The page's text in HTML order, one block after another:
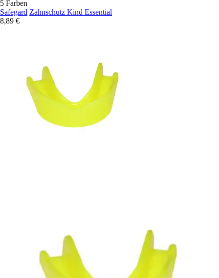
5 Farben
Safegard Zahnschutz Kind Essential
8,89 €